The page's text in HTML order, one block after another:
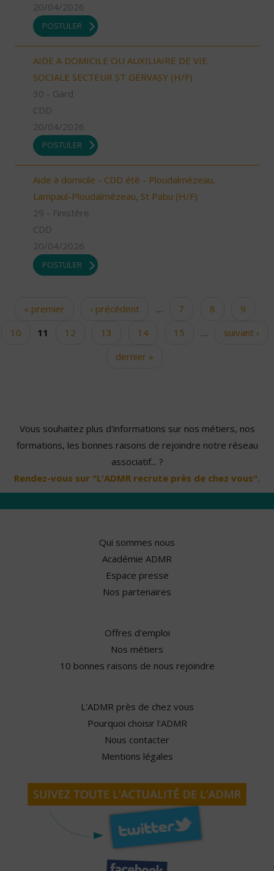
20/04/2026
POSTULER
AIDE A DOMICILE OU AUXILIAIRE DE VIE
SOCIALE SECTEUR ST GERVASY (H/F)
30 - Gard
CDD
20/04/2026
POSTULER
Aide à domicile - CDD été - Ploudalmézeau,
Lampaul-Ploudalmézeau, St Pabu (H/F)
29 - Finistère
CDD
20/04/2026
POSTULER
Pages« premier ‹ précédent … 7 8
9
10
11 12 13 14 15 …
suivant ›
dernier »
Vous souhaitez plus d'informations sur nos métiers, nos
formations, les bonnes raisons de rejoindre notre réseau
associatif... ?
Rendez-vous sur "L'ADMR recrute près de chez vous".
Qui sommes nous
Académie ADMR
Espace presse
Nos partenaires
Offres d'emploi
Nos métiers
10 bonnes raisons de nous rejoindre
L'ADMR près de chez vous
Pourquoi choisir l'ADMR
Nous contacter
Mentions légales